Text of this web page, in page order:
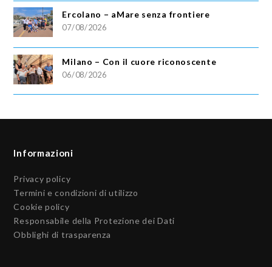
Ercolano – aMare senza frontiere
07/08/2026
Milano – Con il cuore riconoscente
06/08/2026
Informazioni
Privacy policy
Termini e condizioni di utilizzo
Cookie policy
Responsabile della Protezione dei Dati
Obblighi di trasparenza